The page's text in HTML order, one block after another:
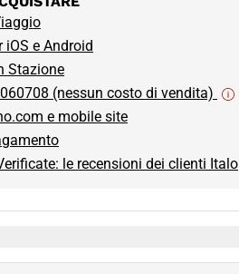
iOS e Android
Stazione
(nessun costo di vendita)
e mobile site
le recensioni dei clienti Italo